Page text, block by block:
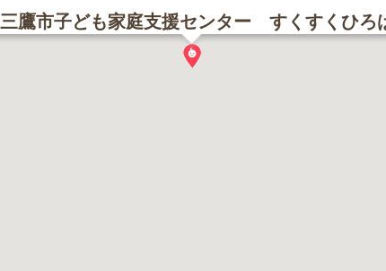
三鷹市子ども家庭支援センター すくすくひろ